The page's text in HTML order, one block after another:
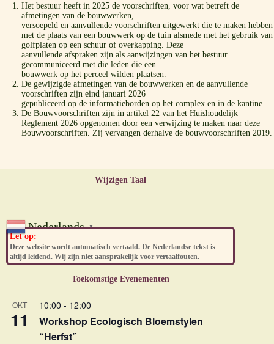
Het bestuur heeft in 2025 de voorschriften, voor wat betreft de
afmetingen van de bouwwerken,
versoepeld en aanvullende voorschriften uitgewerkt die te maken hebben
met de plaats van een bouwwerk op de tuin alsmede met het gebruik van
golfplaten op een schuur of overkapping. Deze
aanvullende afspraken zijn als aanwijzingen van het bestuur
gecommuniceerd met die leden die een
bouwwerk op het perceel wilden plaatsen.
De gewijzigde afmetingen van de bouwwerken en de aanvullende
voorschriften zijn eind januari 2026
gepubliceerd op de informatieborden op het complex en in de kantine.
De Bouwvoorschriften zijn in artikel 22 van het Huishoudelijk
Reglement 2026 opgenomen door een verwijzing te maken naar deze
Bouwvoorschriften. Zij vervangen derhalve de bouwvoorschriften 2019.
Wijzigen Taal
Nederlands ▼
Let op:
Deze website wordt automatisch vertaald. De Nederlandse tekst is
altijd leidend. Wij zijn niet aansprakelijk voor vertaalfouten.
Toekomstige Evenementen
OKT
11
10:00 - 12:00
Workshop Ecologisch Bloemstylen
“Herfst”